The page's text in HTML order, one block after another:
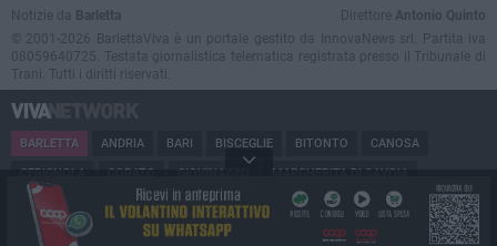
Notizie da Barletta Direttore Antonio Quinto
© 2001-2026 BarlettaViva è un portale gestito da InnovaNews srl. Partita iva
08059640725. Testata giornalistica telematica registrata presso il Tribunale di
Trani. Tutti i diritti riservati.
BARLETTA ANDRIA BARI BISCEGLIE BITONTO CANOSA
CERIGNOLA CORATO GIOVINAZZO MARGHERITA DI SAVOIA
MINERVINO MODUGNO MOLFETTA PUGLIA RUVO
SAN FERDINANDO SPINAZZOLA TRANI TRINITAPOLI